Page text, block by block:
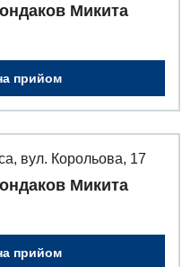
Микита
прийом
вул. Корольова, 17
Микита
прийом